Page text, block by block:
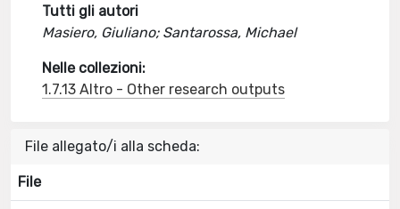
Tutti gli autori
Masiero, Giuliano; Santarossa, Michael
Nelle collezioni:
1.7.13 Altro - Other research outputs
File allegato/i alla scheda:
File